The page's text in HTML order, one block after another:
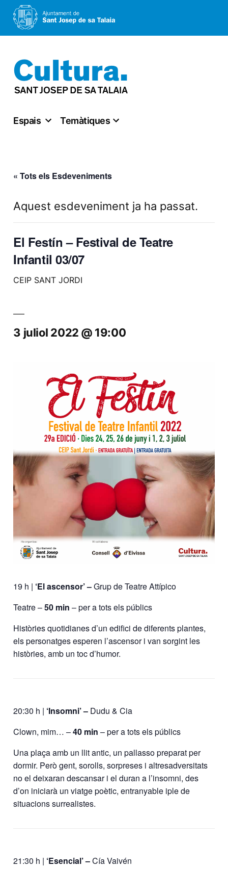
al
contingut
Espais Temàtiques
« Tots els Esdeveniments
Aquest esdeveniment ja ha passat.
El Festín – Festival de Teatre
Infantil 03/07
CEIP SANT JORDI
3 juliol 2022 @ 19:00
19 h | ‘El ascensor’ –Grup de Teatre Attípico
Teatre –50 min – per a tots els públics
Històries quotidianes d’un edifici de diferents plantes,
els personatges esperen l’ascensor i van sorgint les
històries, amb un toc d’humor.
20:30 h | ‘Insomni’ – Dudu & Cia
Clown, mim… –40 min – per a tots els públics
Una plaça amb un llit antic, un pallasso preparat per
dormir. Però gent, sorolls, sorpreses i altresadversitats
no el deixaran descansar i el duran a l’insomni, des
d’on iniciarà un viatge poètic, entranyable iple de
situacions surrealistes.
21:30 h | ‘Esencial’ –Cía Vaivén